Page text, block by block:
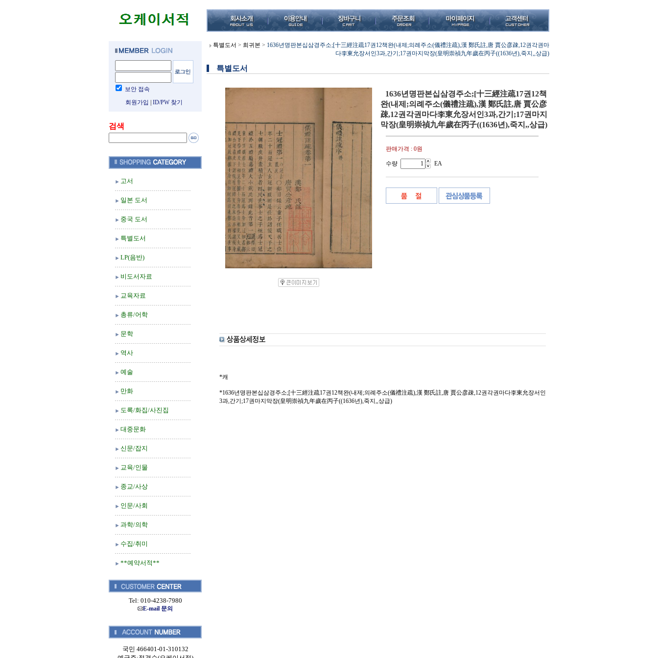
보안 접속
회원가입
ID/PW 찾기
검색
고서
일본 도서
중국 도서
특별도서
LP(음반)
비도서자료
교육자료
총류/어학
문학
역사
예술
만화
도록/화집/사진집
대중문화
신문/잡지
교육/인물
종교/사상
인문/사회
과학/의학
수집/취미
**예약서적**
Tel: 010-4238-7980
E-mail 문의
국민 466401-01-310132
특별도서 > 희귀본 > 1636년명판본십삼경주소;[十三經注疏17권12책완(내제;의례주소(儀禮注疏),漢 鄭氏註,唐 賈公彦疎,12권각권마
다李東允장서인3과,간기;17권마지막장(皇明崇禎九年歲在丙子((1636년),죽지,,상급)
특별도서
1636년명판본십삼경주소;[十三經注疏17권12책
완(내제;의례주소(儀禮注疏),漢 鄭氏註,唐 賈公彦
疎,12권각권마다李東允장서인3과,간기;17권마지
막장(皇明崇禎九年歲在丙子((1636년),죽지,,상급)
판매가격 : 0원
수량 EA
*캐
*1636년명판본십삼경주소;[十三經注疏17권12책완(내제;의례주소(儀禮注疏),漢 鄭氏註,唐 賈公彦疎,12권각권마다李東允장서인
3과,간기;17권마지막장(皇明崇禎九年歲在丙子((1636년),죽지,,상급)